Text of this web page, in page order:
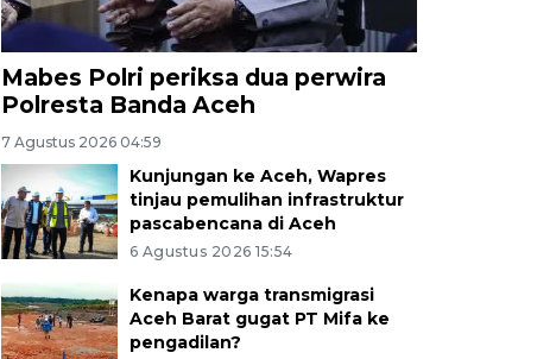
Mabes Polri periksa dua perwira
Polresta Banda Aceh
7 Agustus 2026 04:59
Kunjungan ke Aceh, Wapres
tinjau pemulihan infrastruktur
pascabencana di Aceh
6 Agustus 2026 15:54
Kenapa warga transmigrasi
Aceh Barat gugat PT Mifa ke
pengadilan?